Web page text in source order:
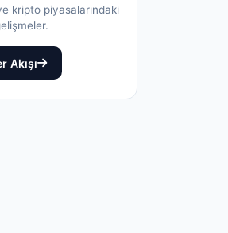
kripto piyasalarındaki
Akışı